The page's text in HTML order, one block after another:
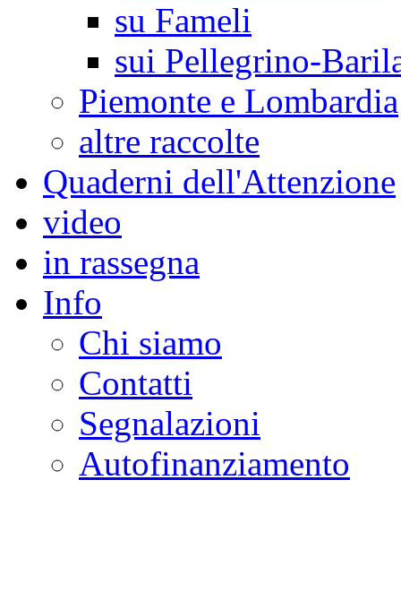
su Fameli
sui Pellegrino-
Piemonte e Lombardia
altre raccolte
Quaderni dell'Attenzione
video
in rassegna
Info
Chi siamo
Contatti
Segnalazioni
Autofinanziamento